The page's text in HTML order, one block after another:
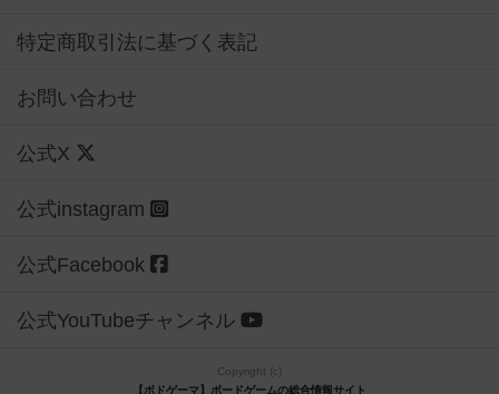
特定商取引法に基づく表記
お問い合わせ
公式X
公式instagram
公式Facebook
公式YouTubeチャンネル
Copyright (c)
【ボドゲーマ】ボードゲームの総合情報サイト